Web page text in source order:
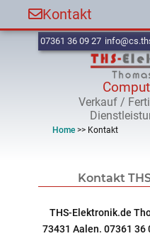
07361 36 09 27
Verkauf /
Home >> Kontakt
Kontakt
THS-Elektronik.de
73431 Aalen. 07361 36
Kontakt